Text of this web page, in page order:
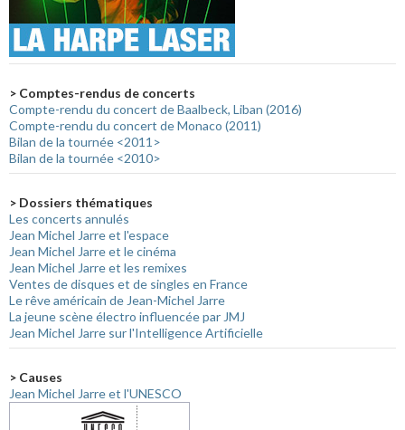
> Comptes-rendus de concerts
Compte-rendu du concert de Baalbeck, Liban (2016)
Compte-rendu du concert de Monaco (2011)
Bilan de la tournée <2011>
Bilan de la tournée <2010>
> Dossiers thématiques
Les concerts annulés
Jean Michel Jarre et l'espace
Jean Michel Jarre et le cinéma
Jean Michel Jarre et les remixes
Ventes de disques et de singles en France
Le rêve américain de Jean-Michel Jarre
La jeune scène électro influencée par JMJ
Jean Michel Jarre sur l'Intelligence Artificielle
> Causes
Jean Michel Jarre et l'UNESCO